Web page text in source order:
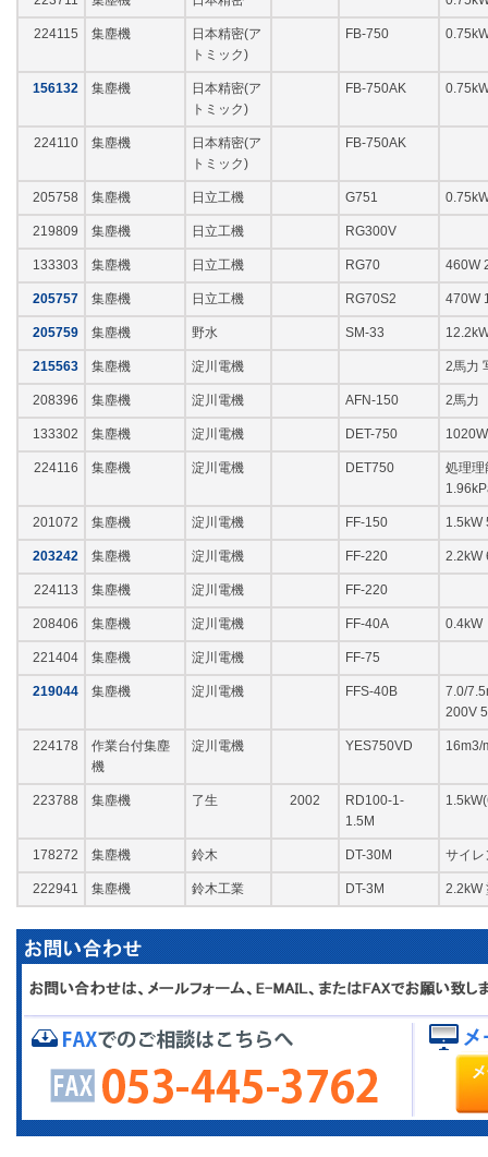
224115 集塵機
日本精密(ア
トミック)
FB-750
156132 集塵機
日本精密(ア
トミック)
FB-750AK
224110 集塵機
日本精密(ア
トミック)
FB-750AK
205758 集塵機 日立工機 G751
219809 集塵機 日立工機 RG300V
133303 集塵機 日立工機 RG70 460W
205757 集塵機 日立工機 RG70S2 470W
205759 集塵機 野水 SM-33
215563 集塵機 淀川電機 2馬力
208396 集塵機 淀川電機 AFN-150 2馬力
133302 集塵機 淀川電機 DET-750
224116 集塵機 淀川電機 DET750
処理理
201072 集塵機 淀川電機 FF-150 1.5kW
203242 集塵機 淀川電機 FF-220 2.2kW
224113 集塵機 淀川電機 FF-220
208406 集塵機 淀川電機 FF-40A 0.4kW
221404 集塵機 淀川電機 FF-75
219044 集塵機 淀川電機 FFS-40B
7.0/
200V
224178
作業台付集塵
機
淀川電機 YES750VD 16m3/
223788 集塵機 了生 2002
RD100-1-
1.5M
178272 集塵機 鈴木 DT-30M サイレ
222941 集塵機 鈴木工業 DT-3M 2.2kW